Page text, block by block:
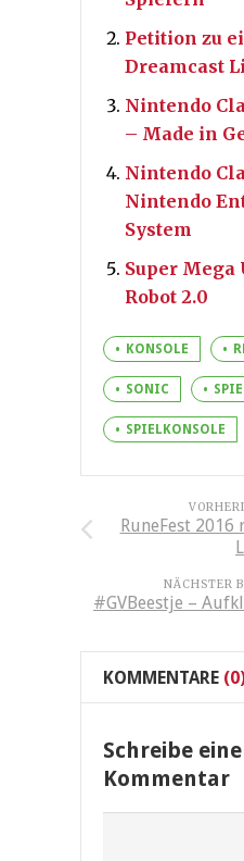
Petition zu
Dreamcast
Nintendo
– Made in
Nintendo
Nintendo
System
Super
Robot 2.0
KONSOLE
SONIC
SPIELKONSOLE
RuneFest
NÄCHSTER
#GVBeestje –
KOMMENTARE
Schreibe
Kommentar